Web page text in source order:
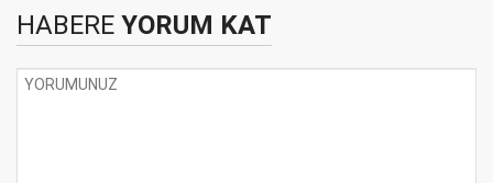
HABERE YORUM KAT